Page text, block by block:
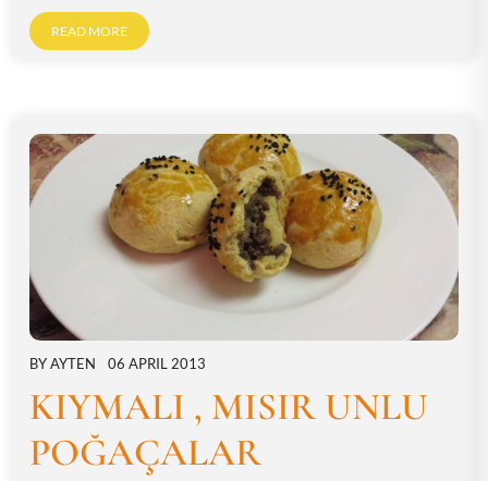
READ MORE
BYAYTEN 06 APRIL 2013
KIYMALI , MISIR UNLU
POĞAÇALAR